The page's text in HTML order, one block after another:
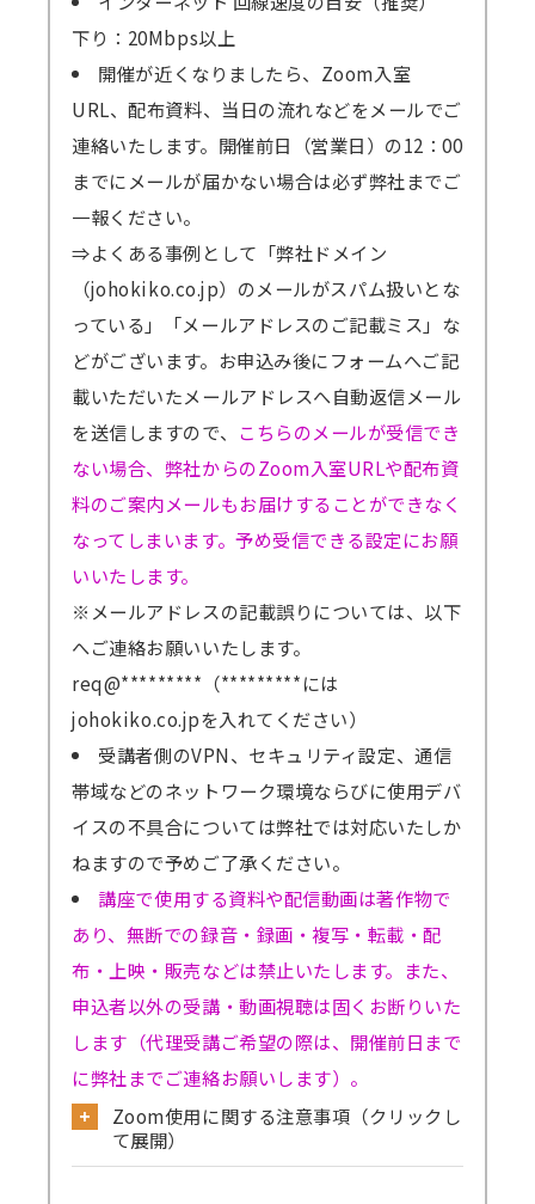
下り：20Mbps以上
開催が近くなりましたら、Zoom入室
URL、配布資料、当日の流れなどをメールでご
連絡いたします。開催前日（営業日）の12：00
までにメールが届かない場合は必ず弊社までご
一報ください。
⇒よくある事例として「弊社ドメイン
（johokiko.co.jp）のメールがスパム扱いとな
っている」「メールアドレスのご記載ミス」な
どがございます。お申込み後にフォームへご記
載いただいたメールアドレスへ自動返信メール
を送信しますので、 こちらのメールが受信でき
ない場合、弊社からのZoom入室URLや配布資
料のご案内メールもお届けすることができなく
なってしまいます。予め受信できる設定にお願
いいたします。
※メールアドレスの記載誤りについては、以下
へご連絡お願いいたします。
req@*********（*********には
johokiko.co.jpを入れてください）
受講者側のVPN、セキュリティ設定、通信
帯域などのネットワーク環境ならびに使用デバ
イスの不具合については弊社では対応いたしか
ねますので予めご了承ください。
講座で使用する資料や配信動画は著作物で
あり、無断での録音・録画・複写・転載・配
布・上映・販売などは禁止いたします。また、
申込者以外の受講・動画視聴は固くお断りいた
します（代理受講ご希望の際は、開催前日まで
に弊社までご連絡お願いします）。
Zoom使用に関する注意事項（クリックし
て展開）